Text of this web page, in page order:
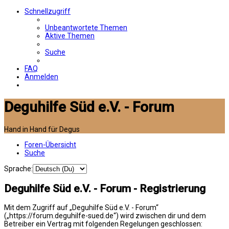
Schnellzugriff
Unbeantwortete Themen
Aktive Themen
Suche
FAQ
Anmelden
Deguhilfe Süd e.V. - Forum
Hand in Hand für Degus
Foren-Übersicht
Suche
Sprache:
Deguhilfe Süd e.V. - Forum - Registrierung
Mit dem Zugriff auf „Deguhilfe Süd e.V. - Forum“
(„https://forum.deguhilfe-sued.de“) wird zwischen dir und dem
Betreiber ein Vertrag mit folgenden Regelungen geschlossen: